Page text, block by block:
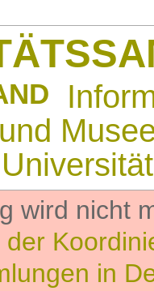
wird nicht
der
in